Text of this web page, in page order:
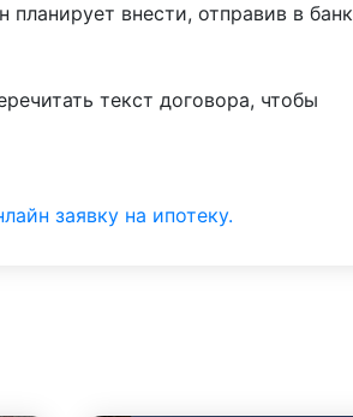
внести, отправив в банк
текст договора, чтобы
заявку на ипотеку.